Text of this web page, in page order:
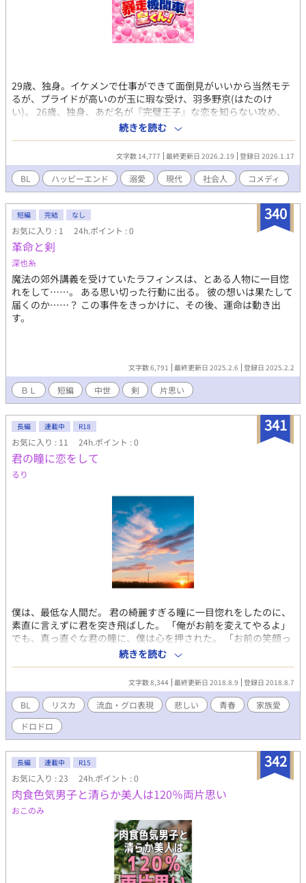
29歳、独身。イケメンで仕事ができて面倒見がいいから当然モテ
るが、プライドが高いのが玉に瑕な受け、羽多野京(はたのけ
い)。 26歳、独身、あだ名が『完璧王子』な恋を知らない攻め、
皇桜爾(すめらぎおうじ)。 羽多野にとって皇は目の上のたんこぶ
状態。 同じ部署で働く先輩後輩だが大した関わりもないまま過ご
していた二人だが、ある日を境に二人の関係は拗れに捻れてい
く……！ 妹のために店舗限定コラボ下着を買うべく女装(?)した羽
多野は、その帰り道で皇に出会う。気づく様子もなく揶揄われて
いるのだと思ったが、どうも様子がおかしく——……？ 「一目惚
れしました」 「は？」 どうやら羽多野の女装姿に恋をしたという
皇。しかし羽多野だと気づいてはいないようで、彼は初恋に狂わ
されたかのように暴走していく。 「画数が(相性占い的に)悪いの
で、今から広辞苑に問い合わせたら漢字から二画減りませんか
ね？」 「無理だろ」 今始まるドタバタラブコメディ。 いったいこ
の暴走機関車は止まるのか……！？？
続きを読む
文字数 14,777 最終更新日 2026.2.19 登録日 2026.1.17
BL ハッピーエンド 溺愛 現代 社会人 コメディ
340
短編 完結 なし
お気に入り : 1 24h.ポイント : 0
革命と剣
深也糸
魔法の郊外講義を受けていたラフィンスは、とある人物に一目惚
れをして……。 ある思い切った行動に出る。 彼の想いは果たして
届くのか……？ この事件をきっかけに、その後、運命は動き出
す。
文字数 6,791 最終更新日 2025.2.6 登録日 2025.2.2
ＢＬ 短編 中世 剣 片思い
341
長編 連載中 R18
お気に入り : 11 24h.ポイント : 0
君の瞳に恋をして
るり
僕は、最低な人間だ。 君の綺麗すぎる瞳に一目惚れをしたのに、
素直に言えずに君を突き飛ばした。 「俺がお前を変えてやるよ」
でも、真っ直ぐな君の瞳に、僕は心を押された。 「お前の笑顔っ
て本当に可愛いよな」 いつまでも、この幸せが続くと思った。 あ
の日が来るまで___。 真っ直ぐに生きる少年×リスカがやめられ
ない少年 男子高校生2人による、青春・友情・恋愛ストーリー。
著作:るり
続きを読む
文字数 8,344 最終更新日 2018.8.9 登録日 2018.8.7
BL リスカ 流血・グロ表現 悲しい 青春
家族愛
ドロドロ
342
長編 連載中 R15
お気に入り : 23 24h.ポイント : 0
肉食色気男子と清らか美人は120％両片思い
おこのみ